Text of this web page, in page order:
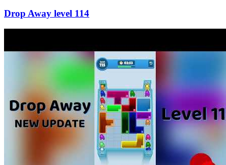
114